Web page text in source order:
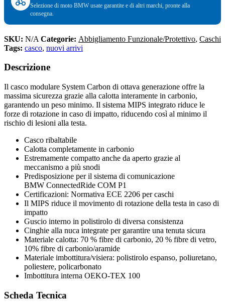
Selezione di moto BMW usate garantite e di altri marchi, pronte alla
consegna.
SKU: N/A Categorie: Abbigliamento Funzionale/Protettivo, Caschi
Tags: casco, nuovi arrivi
Descrizione
Il casco modulare System Carbon di ottava generazione offre la
massima sicurezza grazie alla calotta interamente in carbonio,
garantendo un peso minimo. Il sistema MIPS integrato riduce le
forze di rotazione in caso di impatto, riducendo così al minimo il
rischio di lesioni alla testa.
Casco ribaltabile
Calotta completamente in carbonio
Estremamente compatto anche da aperto grazie al
meccanismo a più snodi
Predisposizione per il sistema di comunicazione
BMW ConnectedRide COM P1
Certificazioni: Normativa ECE 2206 per caschi
Il MIPS riduce il movimento di rotazione della testa in caso di
impatto
Guscio interno in polistirolo di diversa consistenza
Cinghie alla nuca integrate per garantire una tenuta sicura
Materiale calotta: 70 % fibre di carbonio, 20 % fibre di vetro,
10% fibre di carbonio/aramide
Materiale imbottitura/visiera: polistirolo espanso, poliuretano,
poliestere, policarbonato
Imbottitura interna OEKO-TEX 100
Scheda Tecnica